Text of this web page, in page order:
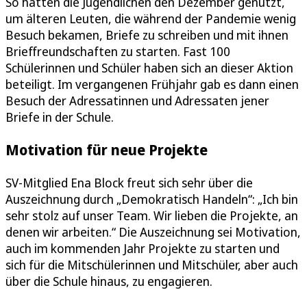
um älteren Leuten, die während der Pandemie wenig
Besuch bekamen, Briefe zu schreiben und mit ihnen
Brieffreundschaften zu starten. Fast 100
Schülerinnen und Schüler haben sich an dieser Aktion
beteiligt. Im vergangenen Frühjahr gab es dann einen
Besuch der Adressatinnen und Adressaten jener
Briefe in der Schule.
Motivation für neue Projekte
SV-Mitglied Ena Block freut sich sehr über die
Auszeichnung durch „Demokratisch Handeln“: „Ich bin
sehr stolz auf unser Team. Wir lieben die Projekte, an
denen wir arbeiten.“ Die Auszeichnung sei Motivation,
auch im kommenden Jahr Projekte zu starten und
sich für die Mitschülerinnen und Mitschüler, aber auch
über die Schule hinaus, zu engagieren.